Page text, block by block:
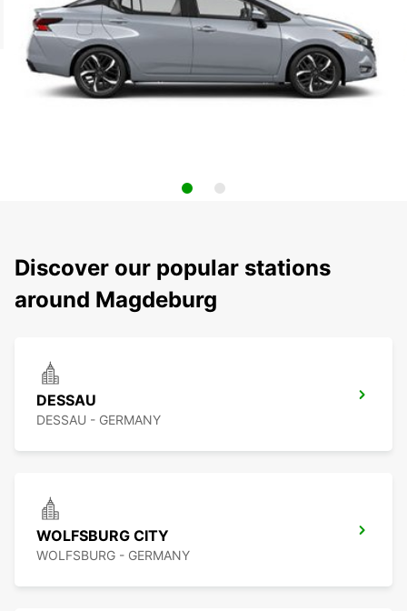
Discover our popular stations
around Magdeburg
DESSAU
DESSAU - GERMANY
WOLFSBURG CITY
WOLFSBURG - GERMANY